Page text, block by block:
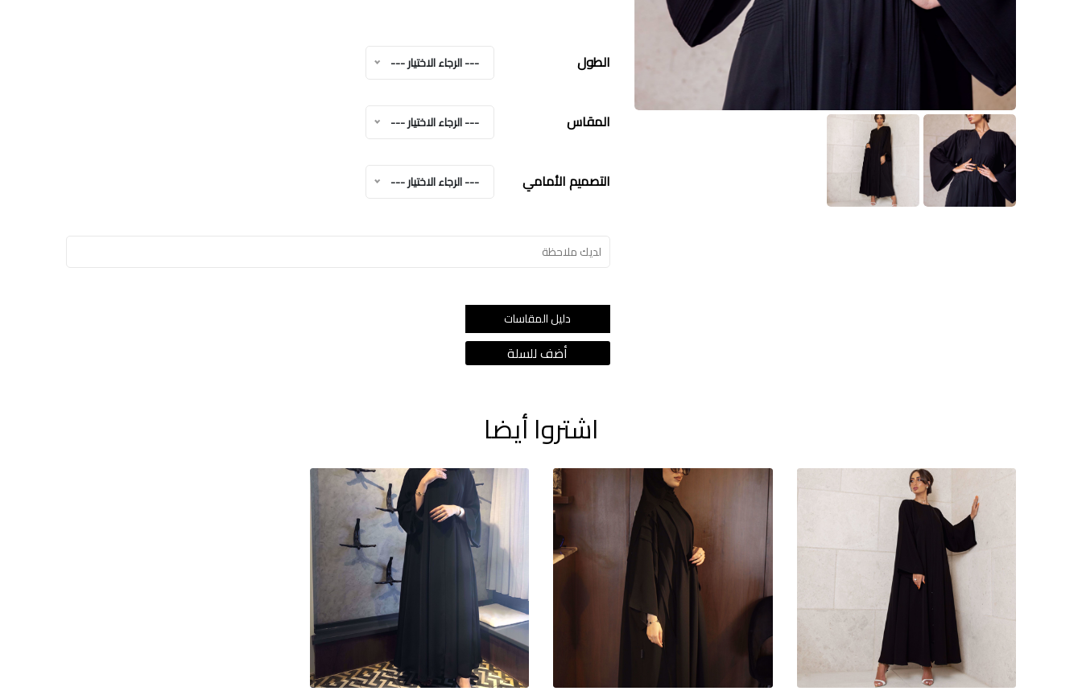
الطول --- الرجاء الاختيار ---
المقاس --- الرجاء الاختيار ---
التصميم الأمامي --- الرجاء الاختيار ---
دليل المقاسات
اشتروا أيضا